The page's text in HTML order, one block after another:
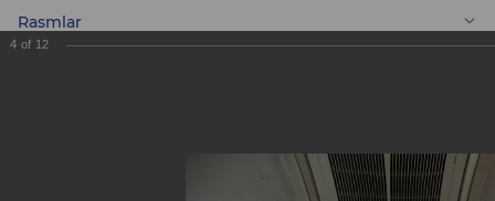
Rasmlar
Yangi «Algoritm»
4 of 12